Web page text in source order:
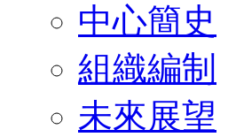
中心簡史
組織編制
未來展望